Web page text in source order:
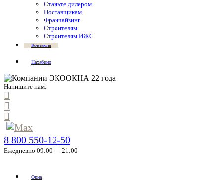
Станьте дилером
Поставщикам
Франчайзинг
Строителям
Строителям ИЖС
Контакты
Нахабино
Напишите нам:
8 800 550-12-50
Ежедневно 09:00 — 21:00
Окна